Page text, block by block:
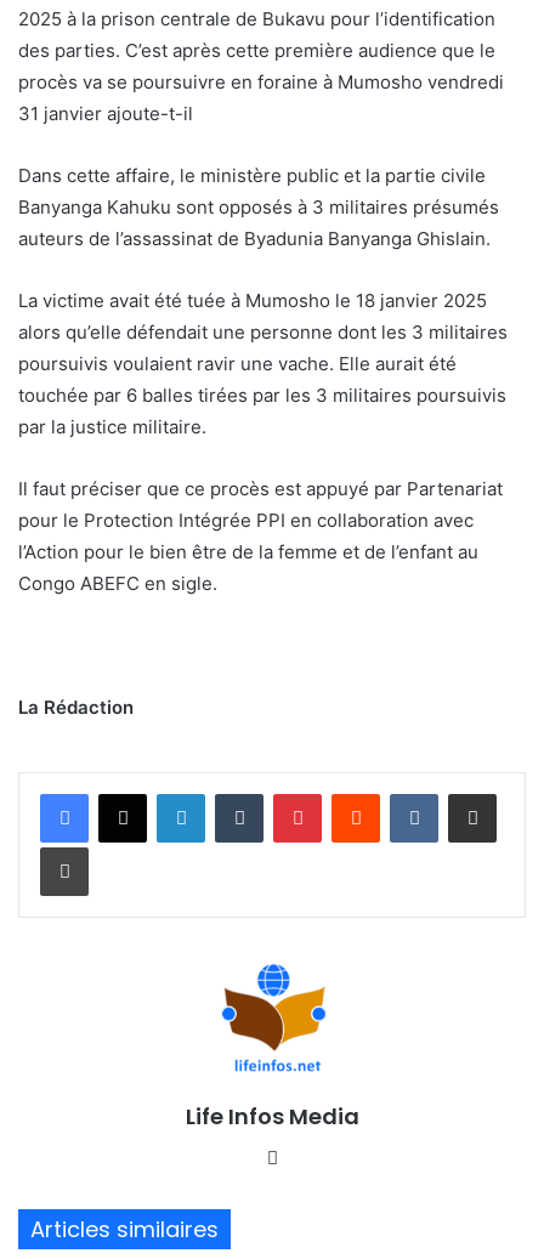
2025 à la prison centrale de Bukavu pour l’identification
des parties. C’est après cette première audience que le
procès va se poursuivre en foraine à Mumosho vendredi
31 janvier ajoute-t-il
Dans cette affaire, le ministère public et la partie civile
Banyanga Kahuku sont opposés à 3 militaires présumés
auteurs de l’assassinat de Byadunia Banyanga Ghislain.
La victime avait été tuée à Mumosho le 18 janvier 2025
alors qu’elle défendait une personne dont les 3 militaires
poursuivis voulaient ravir une vache. Elle aurait été
touchée par 6 balles tirées par les 3 militaires poursuivis
par la justice militaire.
Il faut préciser que ce procès est appuyé par Partenariat
pour le Protection Intégrée PPI en collaboration avec
l’Action pour le bien être de la femme et de l’enfant au
Congo ABEFC en sigle.
La Rédaction
Life Infos Media
Articles similaires